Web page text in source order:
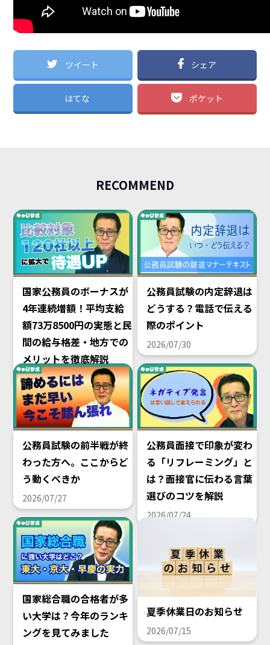
ツイート シェア
はてな ポケット
RECOMMEND
国家公務員のボーナスが
4年連続増額！平均支給
額73万8500円の実態と民
間の給与格差・地方での
メリットを徹底解説
2026/08/02
公務員試験の内定辞退は
どうする？電話で伝える
際のポイント
2026/07/30
公務員試験の前半戦が終
わった方へ。ここからど
う動くべきか
2026/07/27
公務員面接で印象が変わ
る「リフレーミング」と
は？面接官に伝わる言葉
選びのコツを解説
2026/07/24
国家総合職の合格者が多
い大学は？今年のランキ
ングを見てみました
夏季休業日のお知らせ
2026/07/15